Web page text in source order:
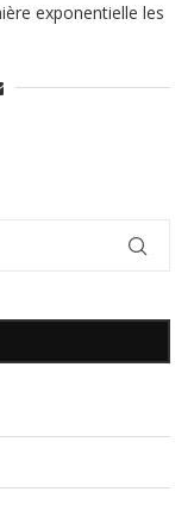
exponentielle les